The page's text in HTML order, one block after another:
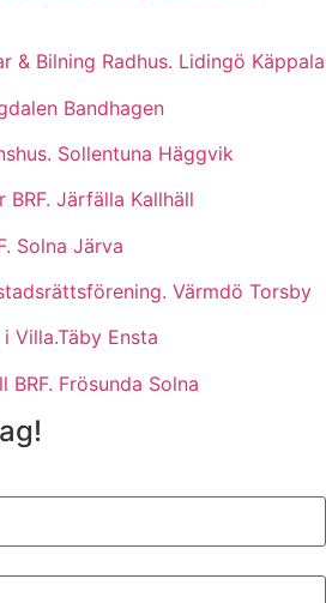
& Bilning Radhus. Lidingö Käppala
Bandhagen
Sollentuna Häggvik
BRF. Järfälla Kallhäll
Solna Järva
Värmdö Torsby
Villa.Täby Ensta
Frösunda Solna